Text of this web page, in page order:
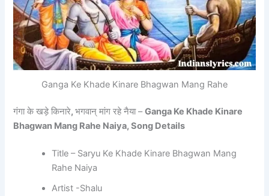
Ganga Ke Khade Kinare Bhagwan Mang Rahe
गंगा के खड़े किनारे,भगवान् मांग रहे नैया –Ganga Ke Khade Kinare
Bhagwan Mang Rahe Naiya, Song Details
Title – Saryu Ke Khade Kinare Bhagwan Mang
Rahe Naiya
Artist -Shalu